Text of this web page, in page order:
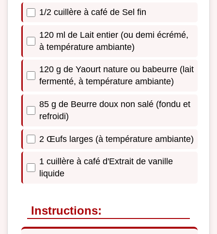
1/2 cuillère à café de Sel fin
120 ml de Lait entier (ou demi écrémé,
à température ambiante)
120 g de Yaourt nature ou babeurre (lait
fermenté, à température ambiante)
85 g de Beurre doux non salé (fondu et
refroidi)
2 Œufs larges (à température ambiante)
1 cuillère à café d'Extrait de vanille
liquide
Instructions: